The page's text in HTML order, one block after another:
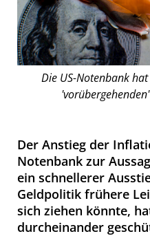
Die US-Notenbank
Der Anstieg der
Notenbank zur
ein schnellerer
Geldpolitik frühere
sich ziehen könnte,
durcheinander